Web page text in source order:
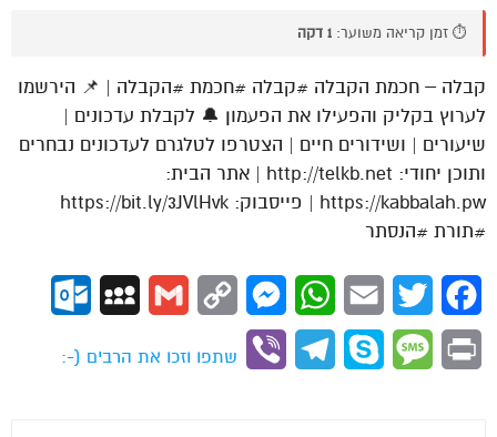
⏱️ זמן קריאה משוער: 1 דקה
קבלה – חכמת הקבלה #קבלה #חכמת #הקבלה | 📌 הירשמו
לערוץ בקליק והפעילו את הפעמון 🔔 לקבלת עדכונים |
שיעורים | ושידורים חיים | הצטרפו לטלגרם לעדכונים נבחרים
ותוכן יחודי: http://telkb.net | אתר הבית:
https://kabbalah.pw | פייסבוק: https://bit.ly/3JVlHvk
#תורת #הנסתר
Facebook
Twitter
Email
WhatsApp
Messenger
Copy
Gmail
MySpace
Print
Message
Skype
Telegram
Viber
שתפו וזכו את הרבים (-: